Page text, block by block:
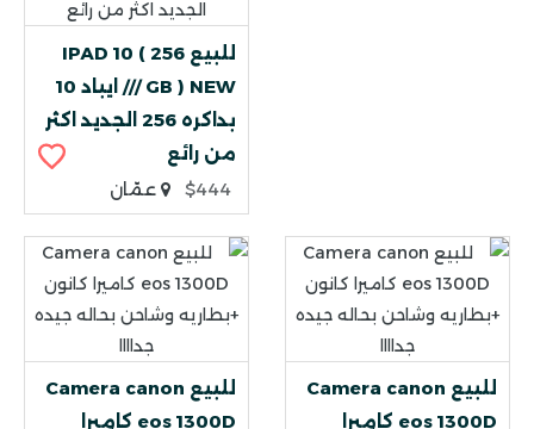
للبيع IPAD 10 ( 256
GB ) NEW /// ايباد 10
بداكره 256 الجديد اكثر
من رائع
$444
عمّان
للبيع Camera canon
eos 1300D كاميرا
للبيع Camera canon
eos 1300D كاميرا